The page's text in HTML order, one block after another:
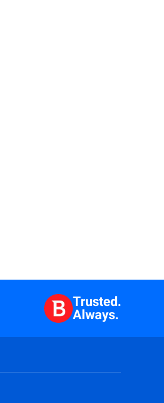
Trusted.
Always.